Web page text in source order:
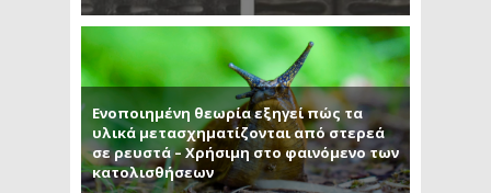
Ενοποιημένη θεωρία εξηγεί πώς τα
υλικά μετασχηματίζονται από στερεά
σε ρευστά – Χρήσιμη στο φαινόμενο των
κατολισθήσεων